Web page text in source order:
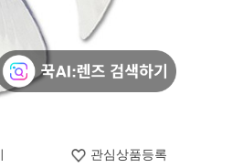
관심상품등록